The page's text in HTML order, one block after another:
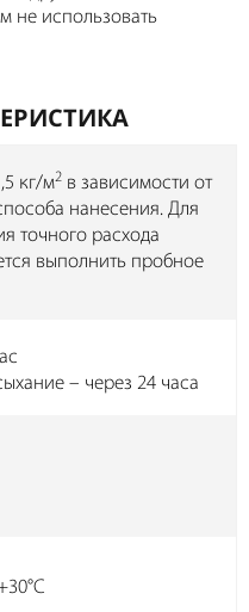
не использовать
кг/м2 в зависимости от
нанесения. Для
точного расхода
выполнить пробное
– через 24 часа